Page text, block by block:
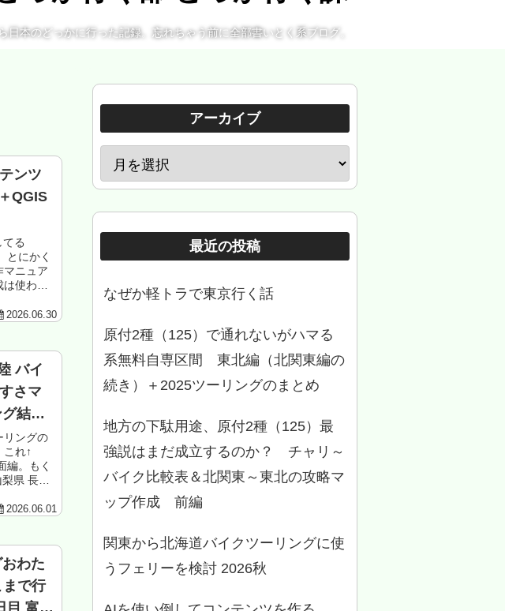
本のどっかに行った記録。忘れちゃう前に全部書いとく系ブログ。
ンツ
QGIS
る
とにかく
マニュア
は使わ
、キッズ
2026.06.30
バイ
さマ
結果
リングの
これ↑
編。もく
県 長野
一体なん
2026.06.01
わた
で行
アーカイブ
最近の投稿
なぜか軽トラで東京行く話
原付2種（125）で通れないがハマる
系無料自専区間 東北編（北関東編の
続き）＋2025ツーリングのまとめ
地方の下駄用途、原付2種（125）最
強説はまだ成立するのか？ チャリ～
バイク比較表＆北関東～東北の攻略マ
ップ作成 前編
関東から北海道バイクツーリングに使
うフェリーを検討 2026秋